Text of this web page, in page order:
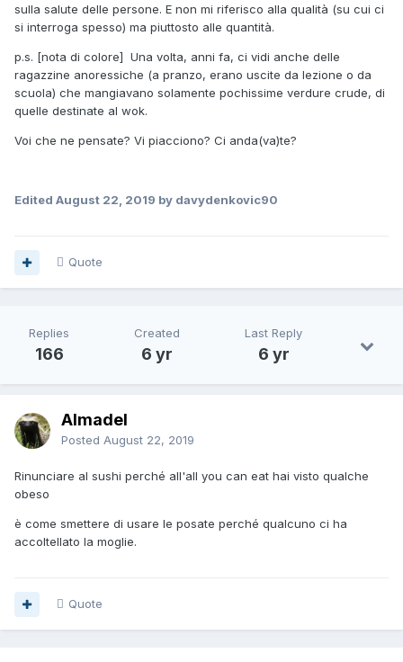
sulla salute delle persone. E non mi riferisco alla qualità (su cui ci
si interroga spesso) ma piuttosto alle quantità.
p.s. [nota di colore] Una volta, anni fa, ci vidi anche delle
ragazzine anoressiche (a pranzo, erano uscite da lezione o da
scuola) che mangiavano solamente pochissime verdure crude, di
quelle destinate al wok.
Voi che ne pensate? Vi piacciono? Ci anda(va)te?
Edited August 22, 2019 by davydenkovic90
Quote
Replies
166
Created
6 yr
Last Reply
6 yr
Almadel
Posted August 22, 2019
Rinunciare al sushi perché all'all you can eat hai visto qualche
obeso
è come smettere di usare le posate perché qualcuno ci ha
accoltellato la moglie.
Quote